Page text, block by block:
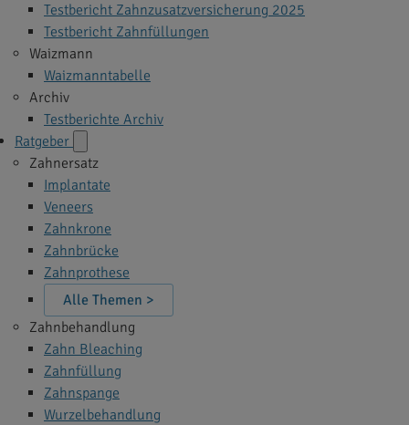
Testbericht Zahnzusatzversicherung 2025
Testbericht Zahnfüllungen
Waizmann
Waizmanntabelle
Archiv
Testberichte Archiv
Ratgeber
Zahnersatz
Implantate
Veneers
Zahnkrone
Zahnbrücke
Zahnprothese
Alle Themen >
Zahnbehandlung
Zahn Bleaching
Zahnfüllung
Zahnspange
Wurzelbehandlung